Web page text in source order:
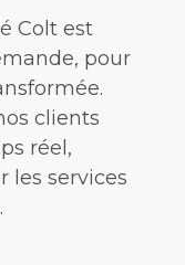
Colt est
pour
clients
réel,
les services